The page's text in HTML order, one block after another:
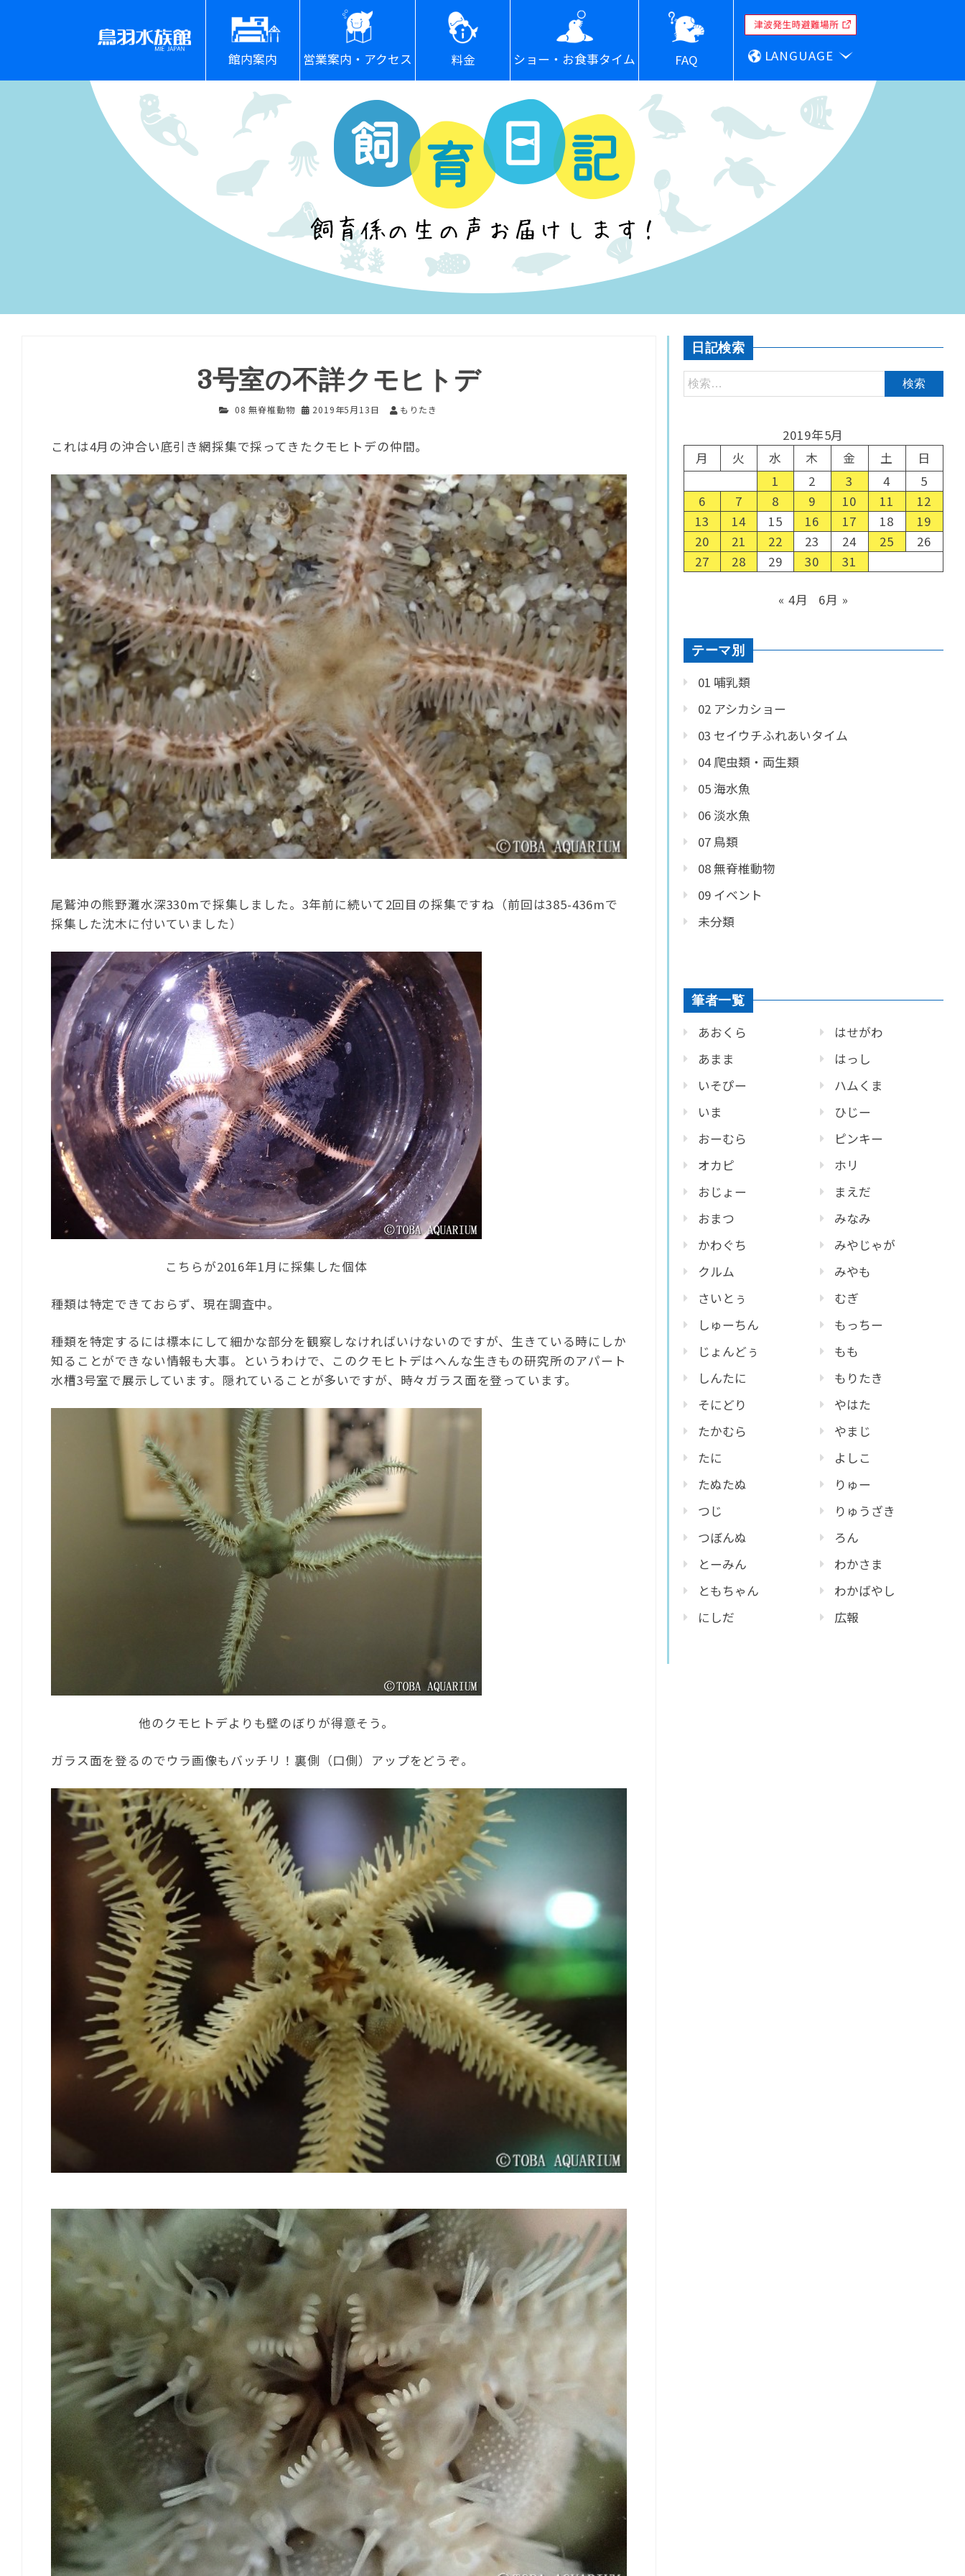
館内案内 営業案内・アクセス 料金 ショー・お食事タイム FAQ LANGUAGE
3号室の不詳クモヒトデ
08 無脊椎動物 2019年5月13日 もりたき
これは4月の沖合い底引き網採集で採ってきたクモヒトデの仲間。
尾鷲沖の熊野灘水深330mで採集しました。3年前に続いて2回目の採集ですね（前回は385-436mで
採集した沈木に付いていました）
こちらが2016年1月に採集した個体
種類は特定できておらず、現在調査中。
種類を特定するには標本にして細かな部分を観察しなければいけないのですが、生きている時にしか
知ることができない情報も大事。というわけで、このクモヒトデはへんな生きもの研究所のアパート
水槽3号室で展示しています。隠れていることが多いですが、時々ガラス面を登っています。
他のクモヒトデよりも壁のぼりが得意そう。
ガラス面を登るのでウラ画像もバッチリ！裏側（口側）アップをどうぞ。
日記検索
2019年5月
月
火 水 木 金 土
日
1
2 3 4
5
6
7 8 9 10 11
12
13
14 15 16 17 18
19
20
21 22 23 24 25
26
27
28 29 30 31
« 4月 6月 »
テーマ別
01 哺乳類
02 アシカショー
03 セイウチふれあいタイム
04 爬虫類・両生類
05 海水魚
06 淡水魚
07 鳥類
08 無脊椎動物
09 イベント
未分類
筆者一覧
あおくら
あまま
いそぴー
いま
おーむら
オカピ
おじょー
おまつ
かわぐち
クルム
さいとぅ
しゅーちん
じょんどぅ
しんたに
そにどり
たかむら
たに
たぬたぬ
つじ
つぼんぬ
とーみん
ともちゃん
にしだ
はせがわ
はっし
ハムくま
ひじー
ピンキー
ホリ
まえだ
みなみ
みやじゃが
みやも
むぎ
もっちー
もも
もりたき
やはた
やまじ
よしこ
りゅー
りゅうざき
ろん
わかさま
わかばやし
広報